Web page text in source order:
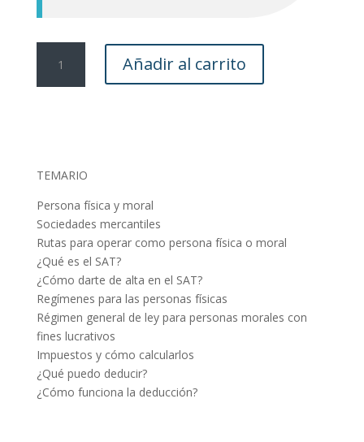
virtual:
Contable
cantidad
Añadir al carrito
TEMARIO
Persona física y moral
Sociedades mercantiles
Rutas para operar como persona física o moral
¿Qué es el SAT?
¿Cómo darte de alta en el SAT?
Regímenes para las personas físicas
Régimen general de ley para personas morales con
fines lucrativos
Impuestos y cómo calcularlos
¿Qué puedo deducir?
¿Cómo funciona la deducción?